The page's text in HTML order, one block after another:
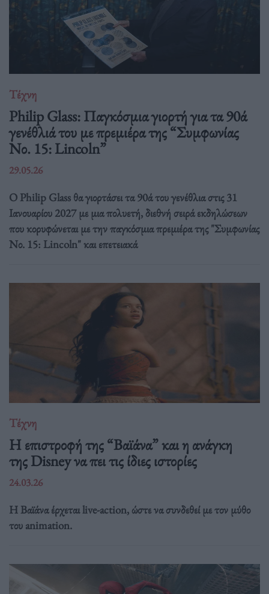
Τέχνη
Philip Glass: Παγκόσμια γιορτή για τα 90ά
γενέθλιά του με πρεμιέρα της “Συμφωνίας
Νο. 15: Lincoln”
29.05.26
Ο Philip Glass θα γιορτάσει τα 90ά του γενέθλια στις 31
Ιανουαρίου 2027 με μια πολυετή, διεθνή σειρά εκδηλώσεων
που κορυφώνεται με την παγκόσμια πρεμιέρα της "Συμφωνίας
Νο. 15: Lincoln" και επετειακά
Τέχνη
Η επιστροφή της “Βαϊάνα” και η ανάγκη
της Disney να πει τις ίδιες ιστορίες
24.03.26
Η Βαϊάνα έρχεται live-action, ώστε να συνδεθεί με τον μύθο
του animation.